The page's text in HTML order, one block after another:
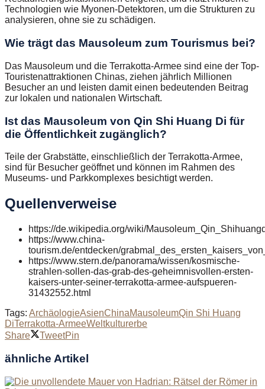
Technologien wie Myonen-Detektoren, um die Strukturen zu
analysieren, ohne sie zu schädigen.
Wie trägt das Mausoleum zum Tourismus bei?
Das Mausoleum und die Terrakotta-Armee sind eine der Top-
Touristenattraktionen Chinas, ziehen jährlich Millionen
Besucher an und leisten damit einen bedeutenden Beitrag
zur lokalen und nationalen Wirtschaft.
Ist das Mausoleum von Qin Shi Huang Di für
die Öffentlichkeit zugänglich?
Teile der Grabstätte, einschließlich der Terrakotta-Armee,
sind für Besucher geöffnet und können im Rahmen des
Museums- und Parkkomplexes besichtigt werden.
Quellenverweise
https://de.wikipedia.org/wiki/
https://www.china-
tourism.de/entdecken/
https://www.stern.de/panorama/wissen/kosmische-
strahlen-sollen-das-grab-des-geheimnisvollen-ersten-
kaisers-unter-seiner-terrakotta-armee-aufspueren-
31432552.html
Tags: ArchäologieAsienChinaMausoleumQin Shi Huang
DiTerrakotta-ArmeeWeltkulturerbe
Share
TweetPin
ähnliche Artikel